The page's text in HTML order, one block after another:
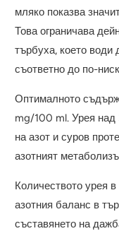
мляко показва
Това ограничава
търбуха, което
съответно до по-
Оптималното
mg/100 ml. Урея
на азот и суров
азотният
Количеството урея
азотния баланс в
съставянето на